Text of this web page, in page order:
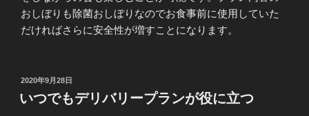
おしぼりも除菌おしぼりなのでお食事前に使用していた
だければさらに安全性が増すことになります。
投
稿
日:
2020年9月28日
いつでもデリバリープランが役に立つ